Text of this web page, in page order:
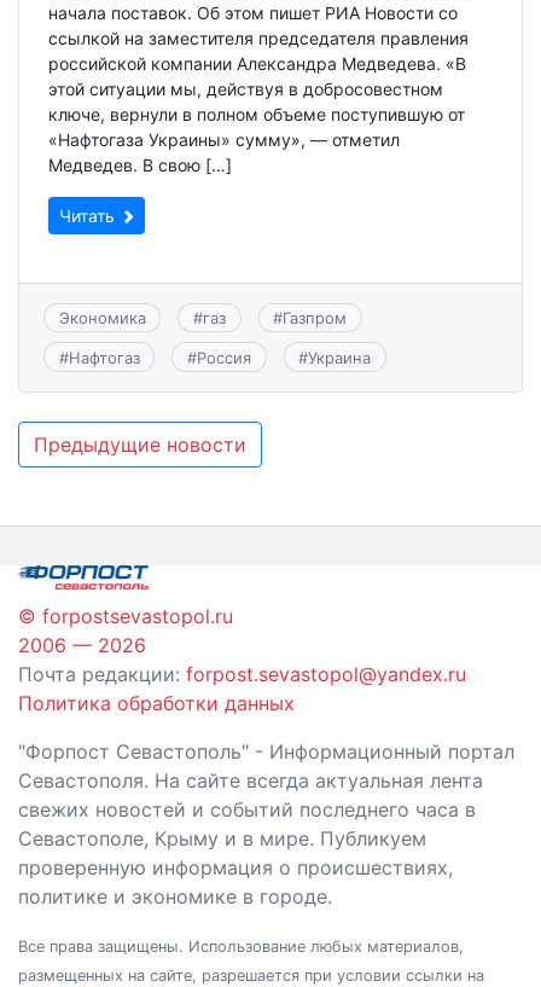
начала поставок. Об этом пишет РИА Новости со
ссылкой на заместителя председателя правления
российской компании Александра Медведева. «В
этой ситуации мы, действуя в добросовестном
ключе, вернули в полном объеме поступившую от
«Нафтогаза Украины» сумму», — отметил
Медведев. В свою […]
Читать
Экономика #газ #Газпром
#Нафтогаз #Россия #Украина
Навигация
записям
Предыдущие новости
© forpostsevastopol.ru
2006 — 2026
Почта редакции: forpost.sevastopol@yandex.ru
Политика обработки данных
"Форпост Севастополь" - Информационный портал
Севастополя. На сайте всегда актуальная лента
свежих новостей и событий последнего часа в
Севастополе, Крыму и в мире. Публикуем
проверенную информация о происшествиях,
политике и экономике в городе.
Все права защищены. Использование любых материалов,
размещенных на сайте, разрешается при условии ссылки на